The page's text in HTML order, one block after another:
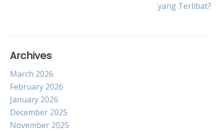
yang Terlibat?
Archives
March 2026
February 2026
January 2026
December 2025
November 2025